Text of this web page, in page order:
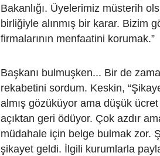
Bakanlığı. Üyelerimiz müsterih
birliğiyle alınmış bir karar. Bizim
firmalarının menfaatini korumak.”
Başkanı bulmuşken... Bir de
rekabetini sordum. Keskin,
almış gözüküyor ama düşük
açıktan geri ödüyor. Çok azdır
müdahale için belge bulmak zor.
şikayet geldi. İlgili kurumlarla